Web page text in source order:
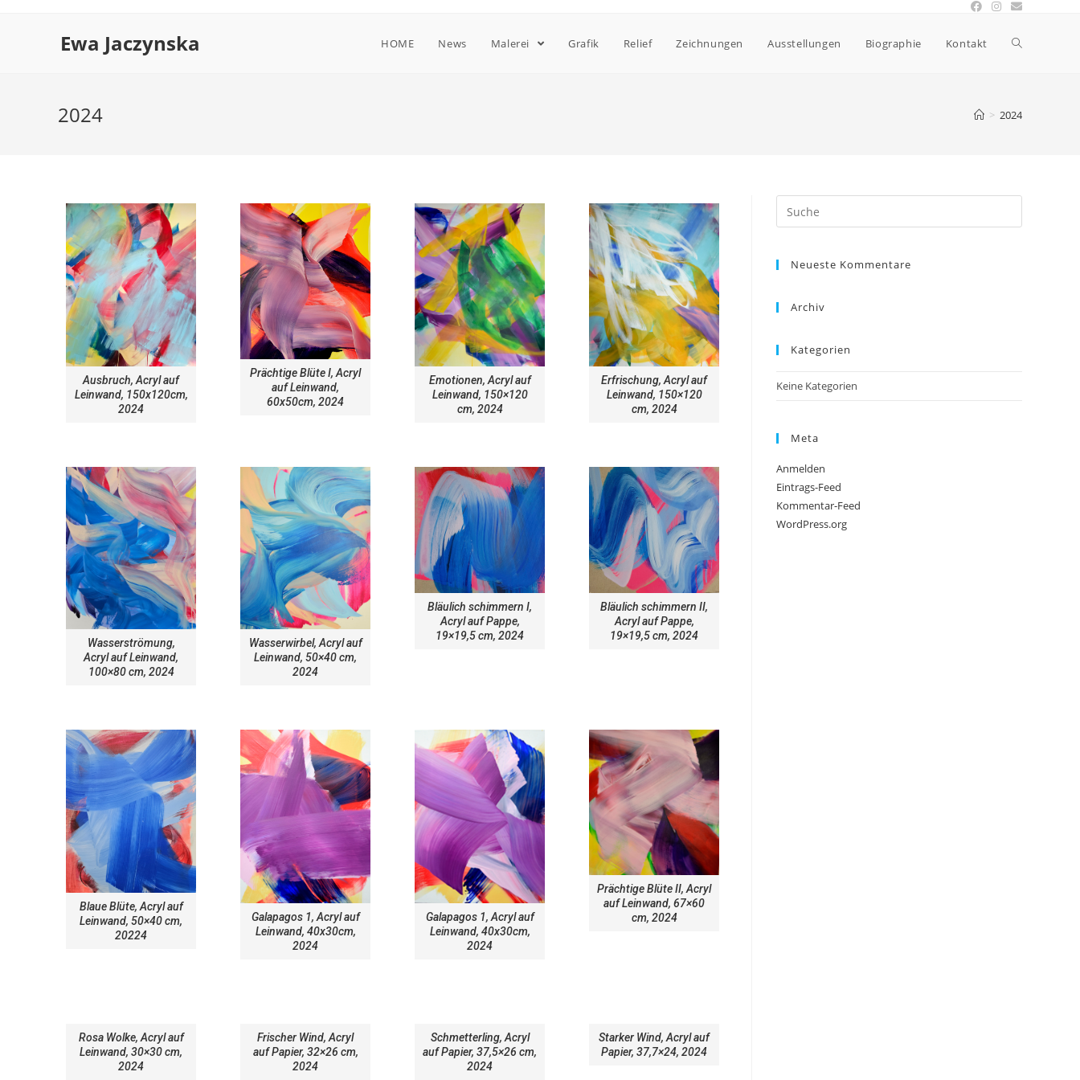
Ewa Jaczynska HOME News Malerei Grafik Relief Zeichnungen Ausstellungen Biographie Kontakt
2024 > 2024
Ausbruch, Acryl auf
Leinwand, 150x120cm,
2024
Prächtige Blüte I, Acryl
auf Leinwand,
60x50cm, 2024
Emotionen, Acryl auf
Leinwand, 150×120
cm, 2024
Erfrischung, Acryl auf
Leinwand, 150×120
cm, 2024
Wasserströmung,
Acryl auf Leinwand,
100×80 cm, 2024
Wasserwirbel, Acryl auf
Leinwand, 50×40 cm,
2024
Bläulich schimmern I,
Acryl auf Pappe,
19×19,5 cm, 2024
Bläulich schimmern II,
Acryl auf Pappe,
19×19,5 cm, 2024
Blaue Blüte, Acryl auf
Leinwand, 50×40 cm,
20224
Galapagos 1, Acryl auf
Leinwand, 40x30cm,
2024
Galapagos 1, Acryl auf
Leinwand, 40x30cm,
2024
Prächtige Blüte II, Acryl
auf Leinwand, 67×60
cm, 2024
Rosa Wolke, Acryl auf
Leinwand, 30×30 cm,
2024
Frischer Wind, Acryl
auf Papier, 32×26 cm,
2024
Schmetterling, Acryl
auf Papier, 37,5×26 cm,
2024
Starker Wind, Acryl auf
Papier, 37,7×24, 2024
Neueste Kommentare
Archiv
Kategorien
Keine Kategorien
Meta
Anmelden
Eintrags-Feed
Kommentar-Feed
WordPress.org